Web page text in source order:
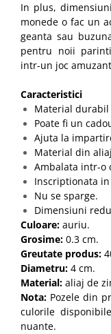
In plus,
monede o fac un
geanta sau
pentru noii
intr-un joc
Caracteristici
Material
Poate fi un
Ajuta la
Material din
Ambalata intr-o
Inscriptionata
Nu se sparge.
Dimensiuni
Culoare: auriu.
Grosime: 0.3 cm.
Greutate produs:
Diametru: 4 cm.
Material: aliaj de
Nota: Pozele din
culorile
nuante.